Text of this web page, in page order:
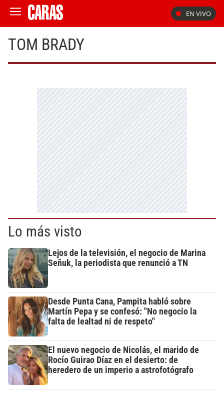
EN VIVO
TOM BRADY
Lo más visto
Lejos de la televisión, el negocio de Marina
Señuk, la periodista que renunció a TN
Desde Punta Cana, Pampita habló sobre
Martín Pepa y se confesó: "No negocio la
falta de lealtad ni de respeto"
El nuevo negocio de Nicolás, el marido de
Rocío Guirao Díaz en el desierto: de
heredero de un imperio a astrofotógrafo